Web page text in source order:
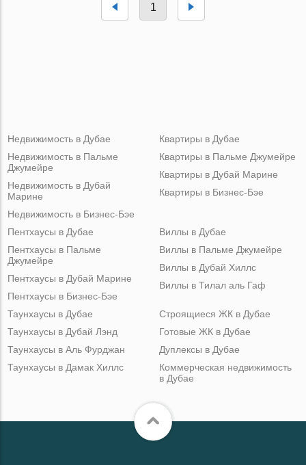
1
Недвижимость в Дубае
Недвижимость в Пальме
Джумейре
Недвижимость в Дубай
Марине
Недвижимость в Бизнес-Бэе
Квартиры в Дубае
Квартиры в Пальме Джумейре
Квартиры в Дубай Марине
Квартиры в Бизнес-Бэе
Пентхаусы в Дубае
Пентхаусы в Пальме
Джумейре
Пентхаусы в Дубай Марине
Пентхаусы в Бизнес-Бэе
Виллы в Дубае
Виллы в Пальме Джумейре
Виллы в Дубай Хиллс
Виллы в Тилал аль Гаф
Таунхаусы в Дубае
Таунхаусы в Дубай Лэнд
Таунхаусы в Аль Фурджан
Таунхаусы в Дамак Хиллс
Строящиеся ЖК в Дубае
Готовые ЖК в Дубае
Дуплексы в Дубае
Коммерческая недвижимость
в Дубае